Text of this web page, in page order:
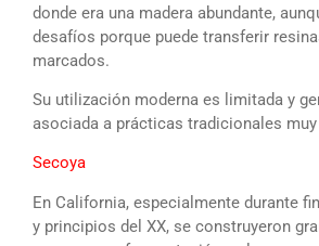
donde era una madera abundante,
desafíos porque puede transferir
marcados.
Su utilización moderna es limitada y
asociada a prácticas tradicionales
Secoya
En California, especialmente durante
y principios del XX, se construyeron